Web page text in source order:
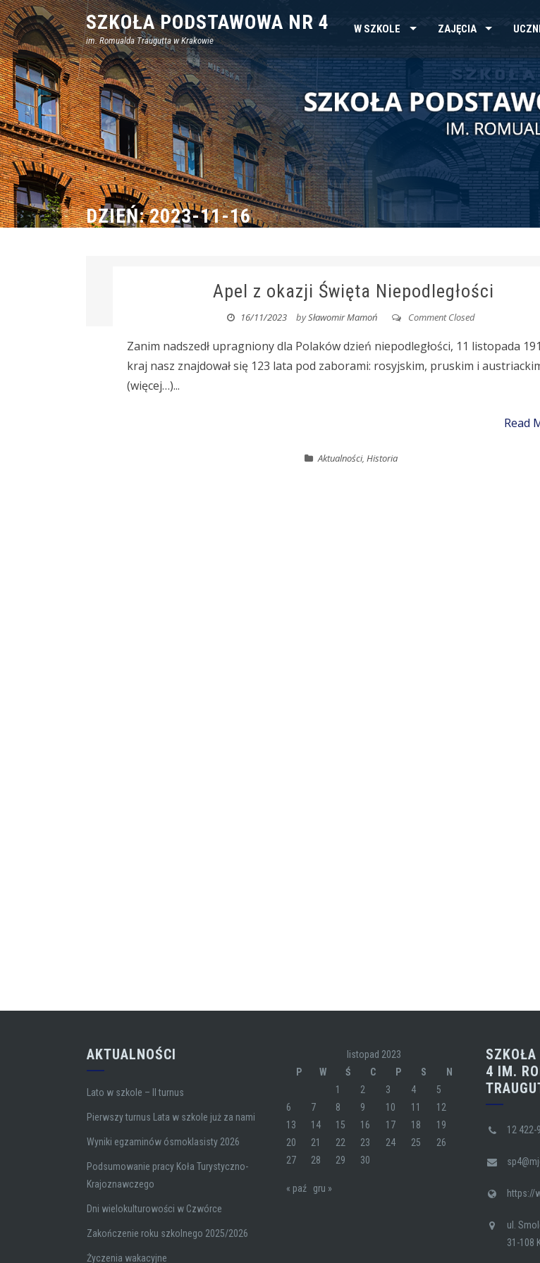
Skip
to
content
SZKOŁA PODSTAWOWA NR 4
im. Romualda Traugutta w Krakowie
W SZKOLE ZAJĘCIA
DZIEŃ:2023-11-16
Apel z okazji Święta Niepodległości
16/11/2023 bySławomir Mamoń Comment Closed
Zanim nadszedł upragniony dla Polaków dzień niepodległości, 11 listopada
kraj nasz znajdował się 123 lata pod zaborami: rosyjskim, pruskim i
(więcej…)...
Read
Aktualności, Historia
AKTUALNOŚCI
Lato w szkole – II turnus
Pierwszy turnus Lata w szkole już za nami
Wyniki egzaminów ósmoklasisty 2026
Podsumowanie pracy Koła Turystyczno-
Krajoznawczego
Dni wielokulturowości w Czwórce
Zakończenie roku szkolnego 2025/2026
Życzenia wakacyjne
listopad 2023
P
W Ś C P S
N
1
2 3 4
5
6
7 8 9 10 11
12
13
14 15 16 17 18
19
20
21 22 23 24 25
26
27
28 29 30
« paź gru »
SZKOŁA
4 IM.
12 422-
https://
ul.
31-108